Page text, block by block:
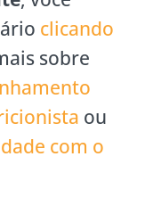
clicando
sobre
ou
com o